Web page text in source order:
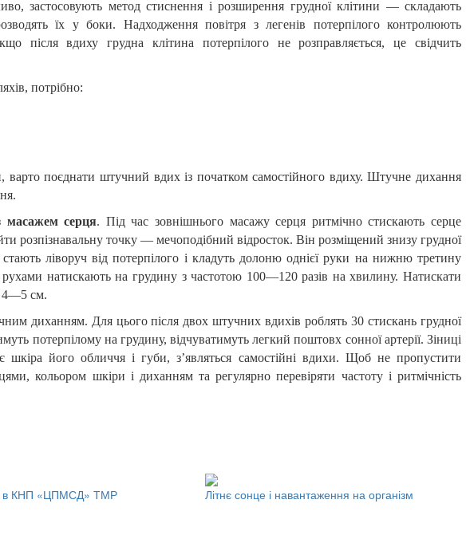
застосовують метод стиснення і розширення грудної клітини — складають
їх у боки. Надходження повітря з легенів потерпілого контролюють
після вдиху грудна клітина потерпілого не розправляється, це свідчить
потрібно:
варто поєднати штучний вдих із початком самостійного вдиху. Штучне дихання
масажем серця. Під час зовнішнього масажу серця ритмічно стискають серце
розпізнавальну точку — мечоподібний відросток. Він розміщений знизу грудної
ліворуч від потерпілого і кладуть долоню однієї руки на нижню третину
натискають на грудину з частотою 100—120 разів на хвилину. Натискати
4—5 см.
диханням. Для цього після двох штучних вдихів роблять 30 стискань грудної
потерпілому на грудину, відчуватимуть легкий поштовх сонної артерії. Зіниці
шкіра його обличчя і губи, з’являться самостійні вдихи. Щоб не пропустити
кольором шкіри і диханням та регулярно перевіряти частоту і ритмічність
в КНП «ЦПМСД» ТМР Літнє сонце і навантаження на організм